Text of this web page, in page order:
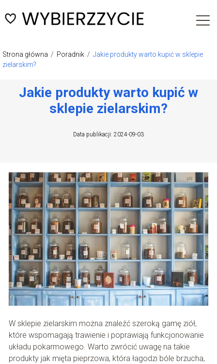
Strona główna / Poradnik / Jakie produkty warto kupić w sklepie
zielarskim?
Jakie produkty warto kupić w
sklepie zielarskim?
Data publikacji: 2024-09-03
W sklepie zielarskim można znaleźć szeroką gamę ziół,
które wspomagają trawienie i poprawiają funkcjonowanie
układu pokarmowego. Warto zwrócić uwagę na takie
produkty jak mięta pieprzowa, która łagodzi bóle brzucha,